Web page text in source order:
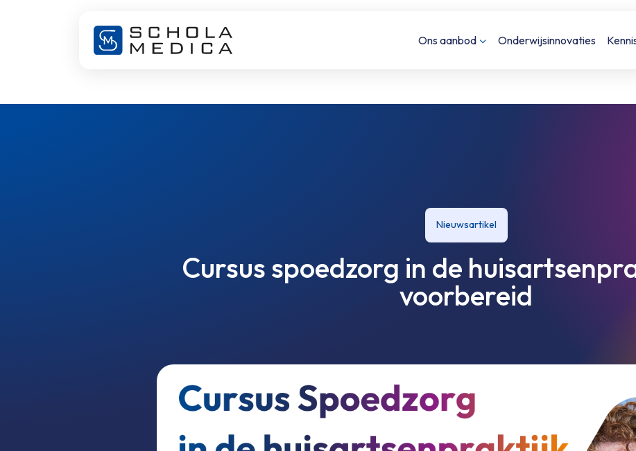
Ons aanbod Onderwijsinnovaties
Nieuwsartikel
Cursus spoedzorg in de
voorbereid